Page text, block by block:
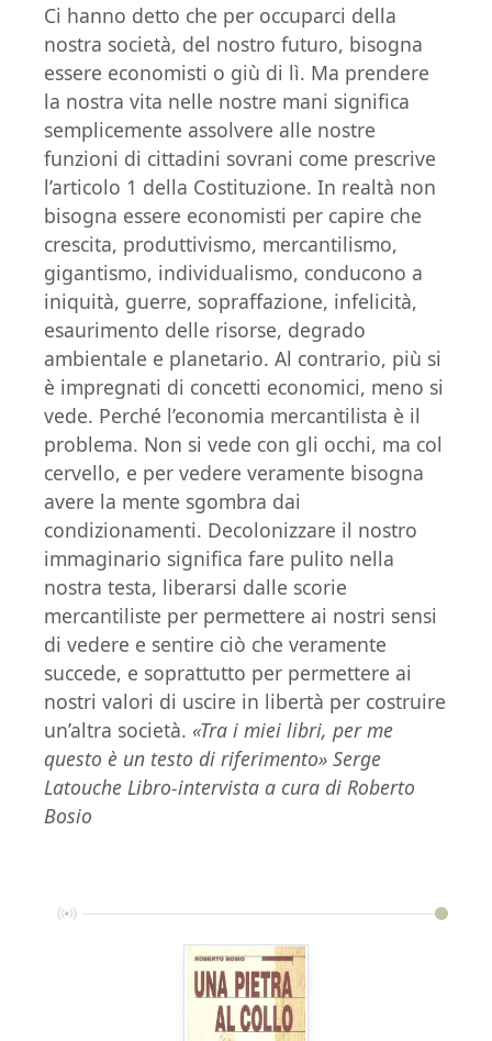
Ci hanno detto che per occuparci della
nostra società, del nostro futuro, bisogna
essere economisti o giù di lì. Ma prendere
la nostra vita nelle nostre mani significa
semplicemente assolvere alle nostre
funzioni di cittadini sovrani come prescrive
l’articolo 1 della Costituzione. In realtà non
bisogna essere economisti per capire che
crescita, produttivismo, mercantilismo,
gigantismo, individualismo, conducono a
iniquità, guerre, sopraffazione, infelicità,
esaurimento delle risorse, degrado
ambientale e planetario. Al contrario, più si
è impregnati di concetti economici, meno si
vede. Perché l’economia mercantilista è il
problema. Non si vede con gli occhi, ma col
cervello, e per vedere veramente bisogna
avere la mente sgombra dai
condizionamenti. Decolonizzare il nostro
immaginario significa fare pulito nella
nostra testa, liberarsi dalle scorie
mercantiliste per permettere ai nostri sensi
di vedere e sentire ciò che veramente
succede, e soprattutto per permettere ai
nostri valori di uscire in libertà per costruire
un’altra società. «Tra i miei libri, per me
questo è un testo di riferimento» Serge
Latouche Libro-intervista a cura di Roberto
Bosio